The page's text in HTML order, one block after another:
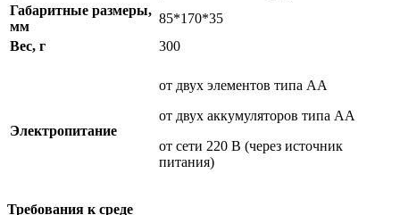
Габаритные размеры,
мм
85*170*35
Вес, г
300
Электропитание
от двух элементов типа АА
от двух аккумуляторов типа АА
от сети 220 В (через источник
питания)
Требования к среде